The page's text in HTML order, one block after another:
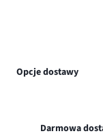
Opcje dostawy
Darmowa